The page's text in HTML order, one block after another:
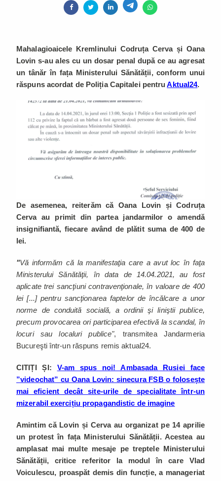
Mahalagioaicele Kremlinului Codruța Cerva și Oana
Lovin s-au ales cu un dosar penal după ce au agresat
un tânăr în fața Ministerului Sănătății, conform unui
răspuns acordat de Poliția Capitalei pentruAktual24.
De asemenea, reiterăm că Oana Lovin și Codruța
Cerva au primit din partea jandarmilor o amendă
insignifiantă, fiecare având de plătit suma de 400 de
lei.
"Vă informăm că la manifestaţia care a avut loc în faţa
Ministerului Sănătăţii, în data de 14.04.2021, au fost
aplicate trei sancţiuni contravenţionale, în valoare de 400
lei [...] pentru sancţionarea faptelor de încălcare a unor
norme de conduită socială, a ordinii şi liniştii publice,
precum provocarea ori participarea efectivă la scandal, în
locuri sau localuri publice", transmitea Jandarmeria
Bucureşti într-un răspuns remis aktual24.
CITIȚI ȘI: V-am spus noi! Ambasada Rusiei face
”videochat” cu Oana Lovin: sinecura FSB o folosește
mai eficient decât site-urile de specialitate într-un
mizerabil exercițiu propagandistic de imagine
Amintim că Lovin și Cerva au organizat pe 14 aprilie
un protest în fața Ministerului Sănătății. Acestea au
amplasat mai multe mesaje pe treptele Ministerului
Sănătății, critice referitor la modul în care Vlad
Voiculescu, proaspăt demis din funcție, a manageriat